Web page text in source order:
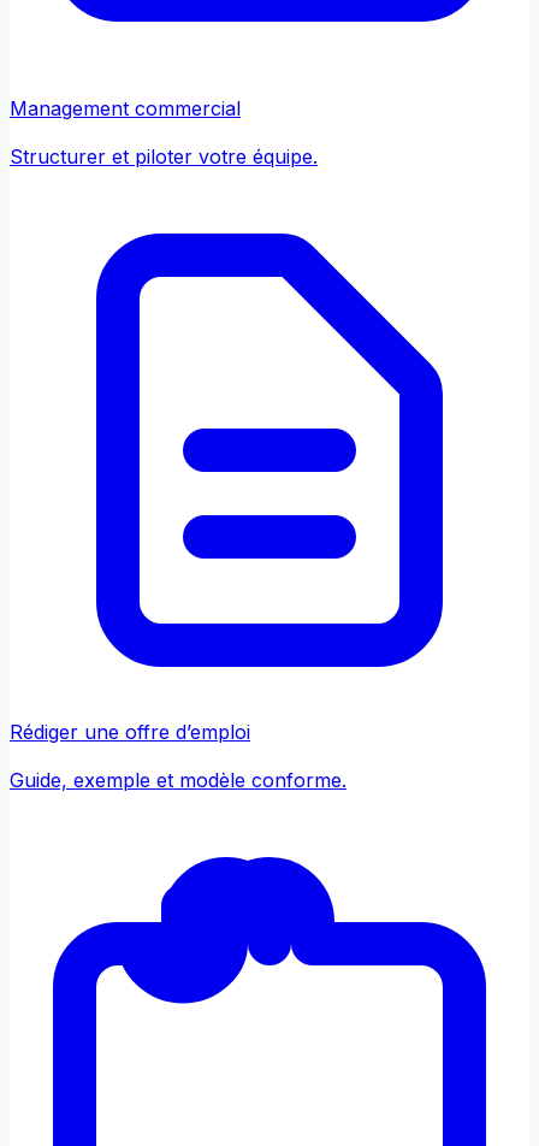
Management commercial
Structurer et piloter votre équipe.
Rédiger une offre d’emploi
Guide, exemple et modèle conforme.